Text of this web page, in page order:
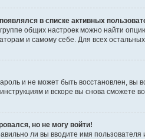
в списке активных
общих настроек можно найти
и самому себе. Для всех
и не может быть восстановлен, вы
и вскоре вы снова сможете
но не могу войти!
ли вы вводите имя